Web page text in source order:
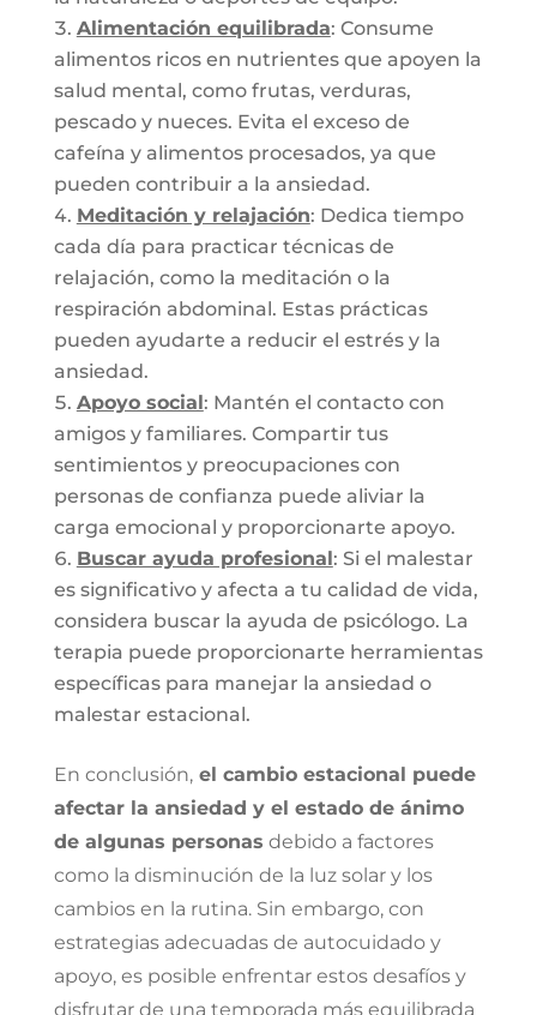
Alimentación equilibrada: Consume
alimentos ricos en nutrientes que apoyen la
salud mental, como frutas, verduras,
pescado y nueces. Evita el exceso de
cafeína y alimentos procesados, ya que
pueden contribuir a la ansiedad.
Meditación y relajación: Dedica tiempo
cada día para practicar técnicas de
relajación, como la meditación o la
respiración abdominal. Estas prácticas
pueden ayudarte a reducir el estrés y la
ansiedad.
Apoyo social: Mantén el contacto con
amigos y familiares. Compartir tus
sentimientos y preocupaciones con
personas de confianza puede aliviar la
carga emocional y proporcionarte apoyo.
Buscar ayuda profesional: Si el malestar
es significativo y afecta a tu calidad de vida,
considera buscar la ayuda de psicólogo. La
terapia puede proporcionarte herramientas
específicas para manejar la ansiedad o
malestar estacional.
En conclusión,el cambio estacional puede
afectar la ansiedad y el estado de ánimo
de algunas personas debido a factores
como la disminución de la luz solar y los
cambios en la rutina. Sin embargo, con
estrategias adecuadas de autocuidado y
apoyo, es posible enfrentar estos desafíos y
disfrutar de una temporada más equilibrada